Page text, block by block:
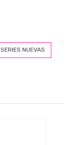
SERIES NUEVAS